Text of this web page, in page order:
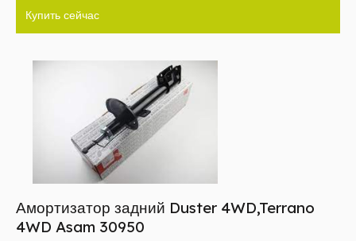
Купить сейчас
Амортизатор задний Duster 4WD,Terrano
4WD Asam 30950